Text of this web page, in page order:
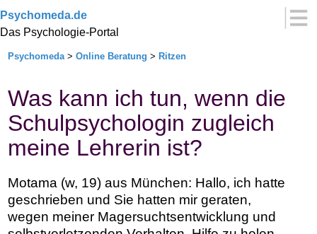
Psychomeda.de
Das Psychologie-Portal
Psychomeda>Online Beratung > Ritzen
Was kann ich tun, wenn die
Schulpsychologin zugleich
meine Lehrerin ist?
Motama (w, 19) aus München: Hallo, ich hatte
geschrieben und Sie hatten mir geraten,
wegen meiner Magersuchtsentwicklung und